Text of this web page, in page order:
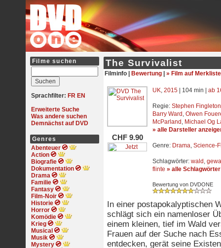
Filme suchen
Sprachfilter: FR EN
Erweiterte Suche
Was andere suchen
Demnächst auf DVD
Genres
Abenteuer
Action
Biografie
Dokumentation
Drama
Familie
Fantasy
Film-Noir
Historie
Horror
Komödie
Krieg
Musical
Musik
Mystery
The Survivalist
Filminfo | Bewertung » Film auf Merkliste
CHF 9.90
UK, 2015 | 104 min | ab
Regie: Stephen Fingleton
Barry Ward , Olwen
McParland , Michael Og
» alle Darsteller
Genre: Drama, Science-
Schlagwörter: wald ,
flinte » alle
Bewertung von DVDONE
In einer postapokalyptischen
schlägt sich ein namenloser
einem kleinen, tief im Wald
Frauen auf der Suche nach
entdecken, gerät seine